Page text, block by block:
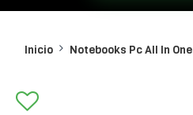
Inicio Notebooks Pc All In One